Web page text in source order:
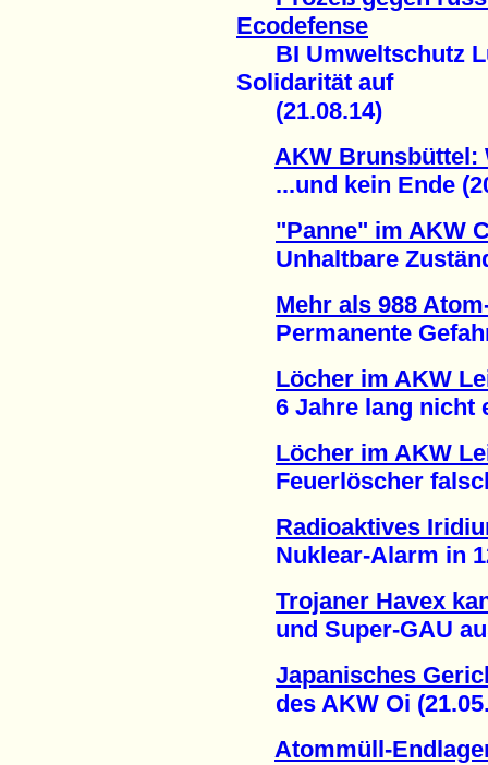
Ecodefense
BI Umweltschutz
Solidarität auf
(21.08.14)
AKW Brunsbüttel:
...und kein Ende
"Panne" im AKW
Unhaltbare
Mehr als 988
Permanente Gefahr
Löcher im AKW
6 Jahre lang nicht
Löcher im AKW
Feuerlöscher
Radioaktives
Nuklear-Alarm in
Trojaner Havex
und Super-GAU
Japanisches
des AKW Oi
Atommüll-